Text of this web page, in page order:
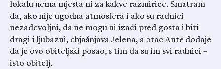
lokalu nema mjesta ni za kakve razmirice. Smatram
da, ako nije ugodna atmosfera i ako su radnici
nezadovoljni, da ne mogu ni izaći pred gosta i biti
dragi i ljubazni, objašnjava Jelena, a otac Ante dodaje
da je ovo obiteljski posao, s tim da su im svi radnici –
isto obitelj.